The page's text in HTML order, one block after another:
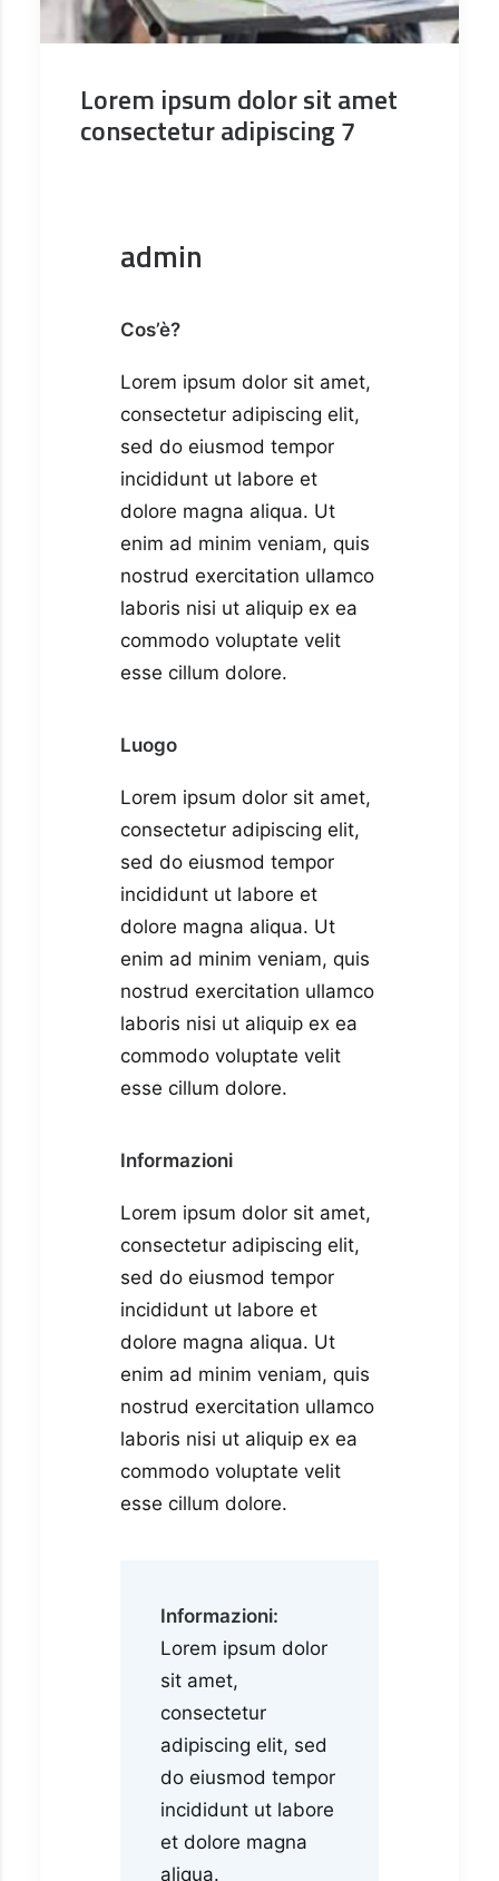
Lorem ipsum dolor sit amet
consectetur adipiscing 7
admin
Cos’è?
Lorem ipsum dolor sit amet,
consectetur adipiscing elit,
sed do eiusmod tempor
incididunt ut labore et
dolore magna aliqua. Ut
enim ad minim veniam, quis
nostrud exercitation ullamco
laboris nisi ut aliquip ex ea
commodo voluptate velit
esse cillum dolore.
Luogo
Lorem ipsum dolor sit amet,
consectetur adipiscing elit,
sed do eiusmod tempor
incididunt ut labore et
dolore magna aliqua. Ut
enim ad minim veniam, quis
nostrud exercitation ullamco
laboris nisi ut aliquip ex ea
commodo voluptate velit
esse cillum dolore.
Informazioni
Lorem ipsum dolor sit amet,
consectetur adipiscing elit,
sed do eiusmod tempor
incididunt ut labore et
dolore magna aliqua. Ut
enim ad minim veniam, quis
nostrud exercitation ullamco
laboris nisi ut aliquip ex ea
commodo voluptate velit
esse cillum dolore.
Informazioni:
Lorem ipsum dolor
sit amet,
consectetur
adipiscing elit, sed
do eiusmod tempor
incididunt ut labore
et dolore magna
aliqua.